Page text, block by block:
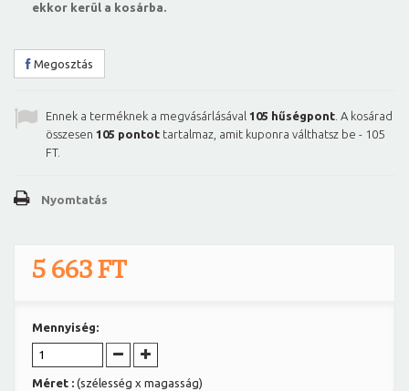
ekkor kerül a kosárba.
Megosztás
Ennek a terméknek a megvásárlásával 105 hűségpont . A kosárad
összesen 105 pontot tartalmaz, amit kuponra válthatsz be - 105
FT.
Nyomtatás
5 663 FT
Mennyiség:
Méret : (szélesség x magasság)